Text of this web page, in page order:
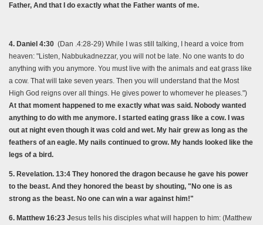
Father, And that I do exactly what the Father wants of me.
4. Daniel 4:30 (Dan .4:28-29) While I was still talking, I heard a voice from
heaven: "Listen, Nabbukadnezzar, you will not be late. No one wants to do
anything with you anymore. You must live with the animals and eat grass like
a cow. That will take seven years. Then you will understand that the Most
High God reigns over all things. He gives power to whomever he pleases.")
At that moment happened to me exactly what was said. Nobody wanted
anything to do with me anymore. I started eating grass like a cow. I was
out at night even though it was cold and wet. My hair grew as long as the
feathers of an eagle. My nails continued to grow. My hands looked like the
legs of a bird.
5. Revelation. 13:4 They honored the dragon because he gave his power
to the beast. And they honored the beast by shouting, "No one is as
strong as the beast. No one can win a war against him!"
6. Matthew 16:23 Jesus tells his disciples what will happen to him: (Matthew